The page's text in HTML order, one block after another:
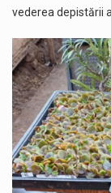
vederea depistării